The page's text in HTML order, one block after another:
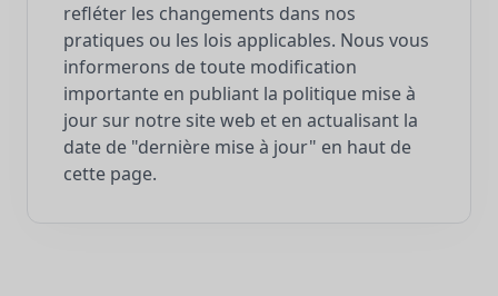
refléter les changements dans nos
pratiques ou les lois applicables. Nous vous
informerons de toute modification
importante en publiant la politique mise à
jour sur notre site web et en actualisant la
date de "dernière mise à jour" en haut de
cette page.